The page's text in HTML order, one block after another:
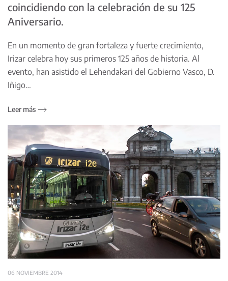
coincidiendo con la celebración de su 125
Aniversario.
En un momento de gran fortaleza y fuerte crecimiento,
Irizar celebra hoy sus primeros 125 años de historia. Al
evento, han asistido el Lehendakari del Gobierno Vasco, D.
Iñigo…
Leer más
06 NOVIEMBRE 2014